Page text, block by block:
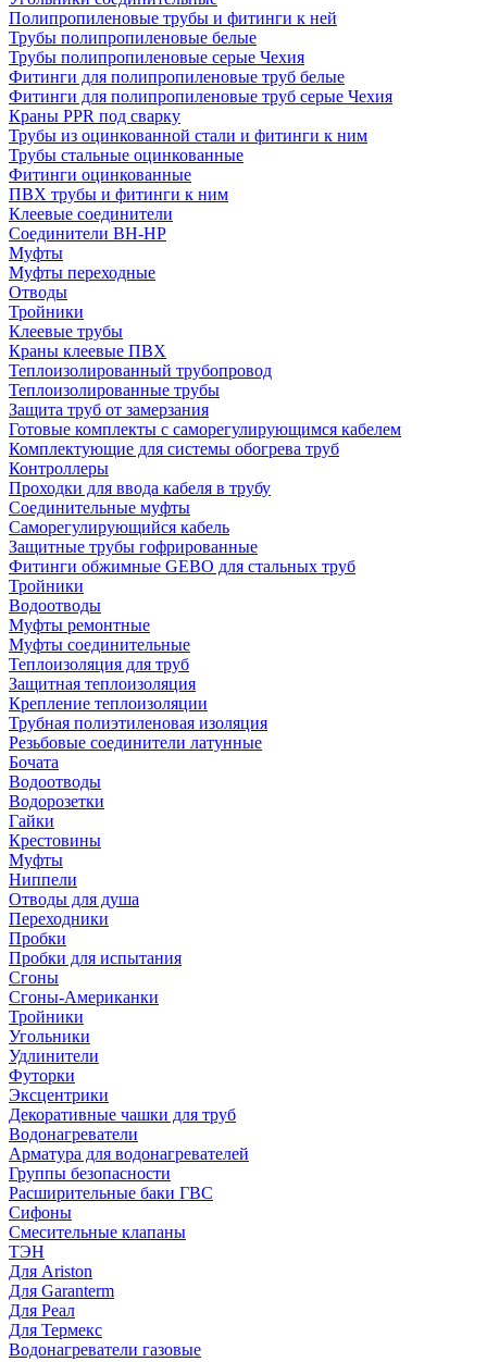
Полипропиленовые трубы и фитинги к ней
Трубы полипропиленовые белые
Трубы полипропиленовые серые Чехия
Фитинги для полипропиленовые труб белые
Фитинги для полипропиленовые труб серые Чехия
Краны PPR под сварку
Трубы из оцинкованной стали и фитинги к ним
Трубы стальные оцинкованные
Фитинги оцинкованные
ПВХ трубы и фитинги к ним
Клеевые соединители
Соединители ВН-НР
Муфты
Муфты переходные
Отводы
Тройники
Клеевые трубы
Краны клеевые ПВХ
Теплоизолированный трубопровод
Теплоизолированные трубы
Защита труб от замерзания
Готовые комплекты с саморегулирующимся кабелем
Комплектующие для системы обогрева труб
Контроллеры
Проходки для ввода кабеля в трубу
Соединительные муфты
Саморегулирующийся кабель
Защитные трубы гофрированные
Фитинги обжимные GEBO для стальных труб
Тройники
Водоотводы
Муфты ремонтные
Муфты соединительные
Теплоизоляция для труб
Защитная теплоизоляция
Крепление теплоизоляции
Трубная полиэтиленовая изоляция
Резьбовые соединители латунные
Бочата
Водоотводы
Водорозетки
Гайки
Крестовины
Муфты
Ниппели
Отводы для душа
Переходники
Пробки
Пробки для испытания
Сгоны
Сгоны-Американки
Тройники
Угольники
Удлинители
Футорки
Эксцентрики
Декоративные чашки для труб
Водонагреватели
Арматура для водонагревателей
Группы безопасности
Расширительные баки ГВС
Сифоны
Смесительные клапаны
ТЭН
Для Ariston
Для Garanterm
Для Реал
Для Термекс
Водонагреватели газовые